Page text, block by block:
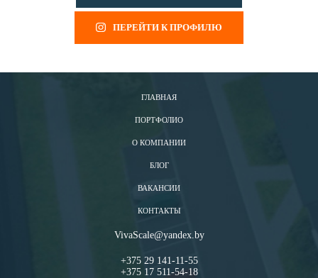
ПЕРЕЙТИ К ПРОФИЛЮ
ГЛАВНАЯ
ПОРТФОЛИО
О КОМПАНИИ
БЛОГ
ВАКАНСИИ
КОНТАКТЫ
VivaScale@yandex.by
+375 29 141-11-55
+375 17 511-54-18